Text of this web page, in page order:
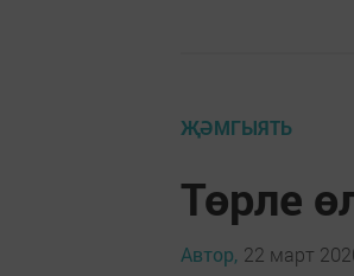
ҖӘМГЫЯТЬ
Төрле
Автор, 22 март